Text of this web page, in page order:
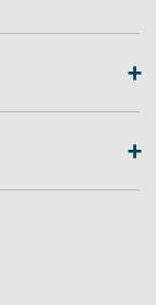
+
+